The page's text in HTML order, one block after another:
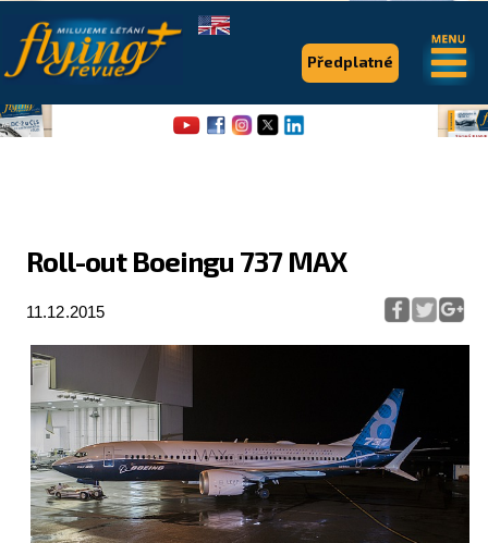
Roll-out Boeingu 737 MAX
11.12.2015
Předplatné
.
Série & speciály
Letecká videa